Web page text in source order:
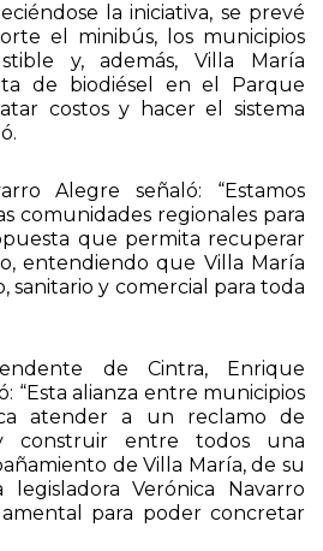
la iniciativa, se prevé
el minibús, los municipios
y, además, Villa María
de biodiésel en el Parque
costos y hacer el sistema
Alegre señaló: “Estamos
comunidades regionales para
que permita recuperar
entendiendo que Villa María
sanitario y comercial para toda
de Cintra, Enrique
“Esta alianza entre municipios
atender a un reclamo de
construir entre todos una
de Villa María, de su
Verónica Navarro
para poder concretar